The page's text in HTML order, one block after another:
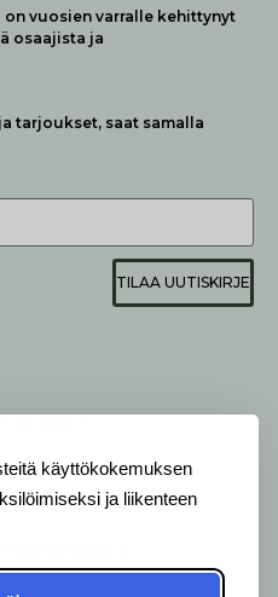
käyttökokemuksen
ja liikenteen
vuosien varralle kehittynyt
osaajista ja
tarjoukset, saat samalla
TILAA UUTISKIRJE